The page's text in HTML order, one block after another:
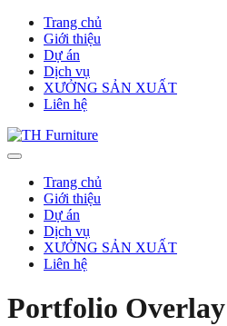
Trang chủ
Giới thiệu
Dự án
Dịch vụ
XƯỞNG SẢN XUẤT
Liên hệ
Trang chủ
Giới thiệu
Dự án
Dịch vụ
XƯỞNG SẢN XUẤT
Liên hệ
Portfolio